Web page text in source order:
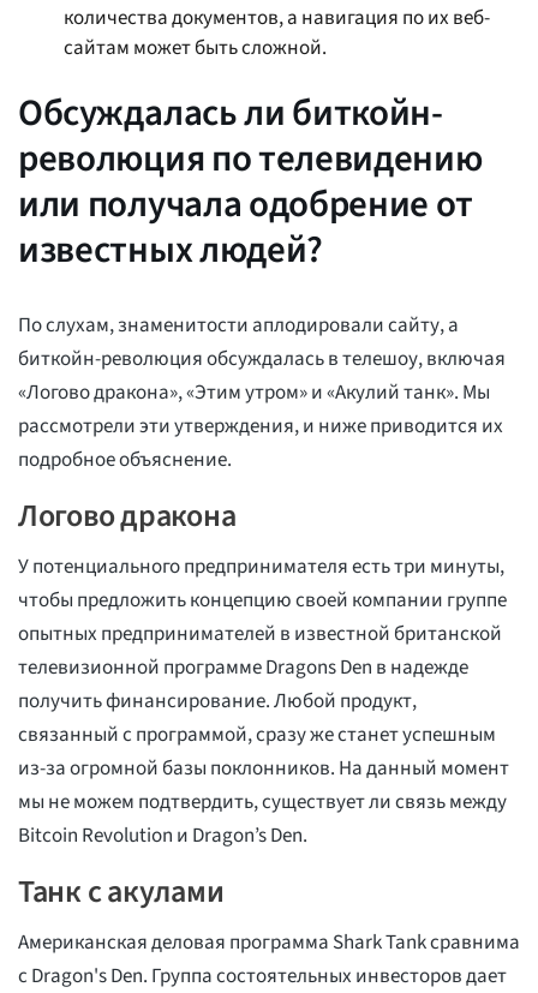
количества документов, а навигация по их веб-
сайтам может быть сложной.
Обсуждалась ли биткойн-
революция по телевидению
или получала одобрение от
известных людей?
По слухам, знаменитости аплодировали сайту, а
биткойн-революция обсуждалась в телешоу, включая
«Логово дракона», «Этим утром» и «Акулий танк». Мы
рассмотрели эти утверждения, и ниже приводится их
подробное объяснение.
Логово дракона
У потенциального предпринимателя есть три минуты,
чтобы предложить концепцию своей компании группе
опытных предпринимателей в известной британской
телевизионной программе Dragons Den в надежде
получить финансирование. Любой продукт,
связанный с программой, сразу же станет успешным
из-за огромной базы поклонников. На данный момент
мы не можем подтвердить, существует ли связь между
Bitcoin Revolution и Dragon’s Den.
Танк с акулами
Американская деловая программа Shark Tank сравнима
с Dragon's Den. Группа состоятельных инвесторов дает